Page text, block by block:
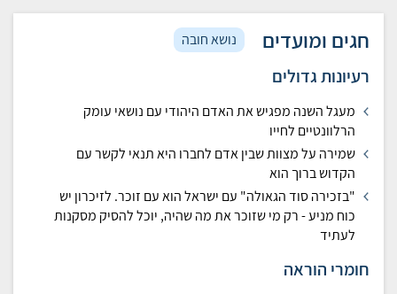
חגים ומועדים נושא חובה
רעיונות גדולים
מעגל השנה מפגיש את האדם היהודי עם נושאי עומק
הרלוונטיים לחייו
שמירה על מצוות שבין אדם לחברו היא תנאי לקשר עם
הקדוש ברוך הוא
"בזכירה סוד הגאולה" עם ישראל הוא עם זוכר. לזיכרון יש
כוח מניע - רק מי שזוכר את מה שהיה, יוכל להסיק מסקנות
לעתיד
חומרי הוראה